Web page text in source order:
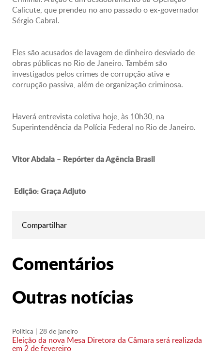
Calicute, que prendeu no ano passado o ex-governador
Sérgio Cabral.
Eles são acusados de lavagem de dinheiro desviado de
obras públicas no Rio de Janeiro. Também são
investigados pelos crimes de corrupção ativa e
corrupção passiva, além de organização criminosa.
Haverá entrevista coletiva hoje, às 10h30, na
Superintendência da Polícia Federal no Rio de Janeiro.
Vitor Abdala – Repórter da Agência Brasil
Edição: Graça Adjuto
Compartilhar
Comentários
Outras notícias
Política | 28 de janeiro
Eleição da nova Mesa Diretora da Câmara será realizada
em 2 de fevereiro